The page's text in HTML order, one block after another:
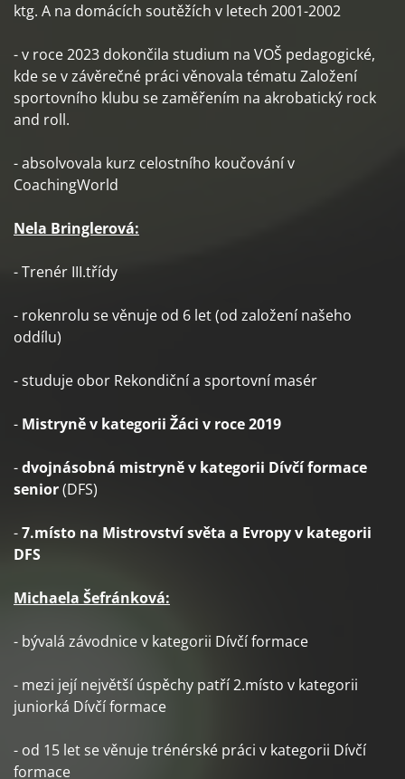
ktg. A na domácích soutěžích v letech 2001-2002
- v roce 2023 dokončila studium na VOŠ pedagogické,
kde se v závěrečné práci věnovala tématu Založení
sportovního klubu se zaměřením na akrobatický rock
and roll.
- absolvovala kurz celostního koučování v
CoachingWorld
Nela Bringlerová:
- Trenér III.třídy
- rokenrolu se věnuje od 6 let (od založení našeho
oddílu)
- studuje obor Rekondiční a sportovní masér
- Mistryně v kategorii Žáci v roce 2019
-dvojnásobná mistryně v kategorii Dívčí formace
senior(DFS)
-7.místo na Mistrovství světa a Evropy v kategorii
DFS
Michaela Šefránková:
- bývalá závodnice v kategorii Dívčí formace
- mezi její největší úspěchy patří 2.místo v kategorii
juniorká Dívčí formace
- od 15 let se věnuje trénérské práci v kategorii Dívčí
formace